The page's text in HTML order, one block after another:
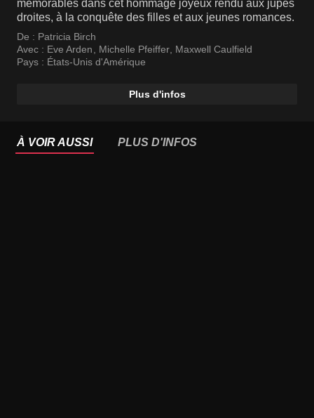
mémorables dans cet hommage joyeux rendu aux jupes
droites, à la conquête des filles et aux jeunes romances.
De : Patricia Birch
Avec : Eve Arden Michelle Pfeiffer Maxwell Caulfield
Pays : États-Unis d'Amérique
Plus d'infos
À VOIR AUSSI PLUS D'INFOS